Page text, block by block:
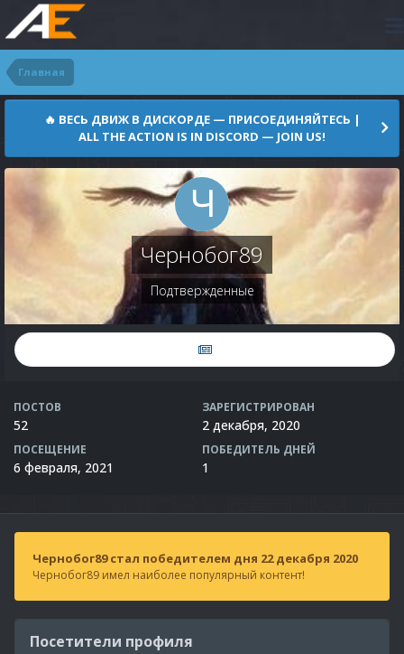
Главная
🔥 ВЕСЬ ДВИЖ В ДИСКОРДЕ — ПРИСОЕДИНЯЙТЕСЬ |
ALL THE ACTION IS IN DISCORD — JOIN US!
Чернобог89
Подтвержденные
ПОСТОВ
52
ЗАРЕГИСТРИРОВАН
2 декабря, 2020
ПОСЕЩЕНИЕ
6 февраля, 2021
ПОБЕДИТЕЛЬ ДНЕЙ
1
Чернобог89 стал победителем дня 22 декабря 2020
Чернобог89 имел наиболее популярный контент!
Посетители профиля